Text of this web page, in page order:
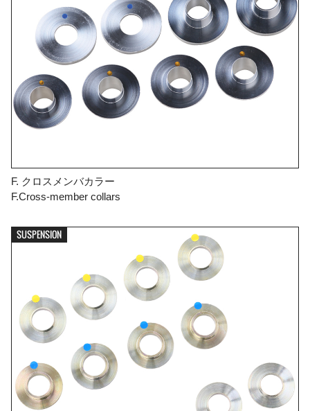
F. クロスメンバカラー
F.Cross-member collars
SUSPENSION